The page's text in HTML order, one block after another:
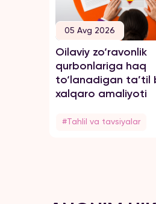
05 Avg 2026
Oilaviy zo‘ravonlik
qurbonlariga haq
to‘lanadigan ta’til
xalqaro amaliyoti
#Tahlil va tavsiyalar